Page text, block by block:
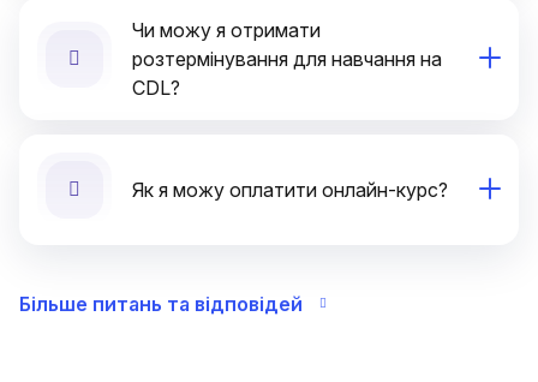
Чи можу я отримати
розтермінування для навчання на
CDL?
Як я можу оплатити онлайн-курс?
Більше питань та відповідей